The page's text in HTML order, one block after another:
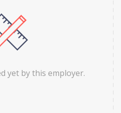
yet by this employer.